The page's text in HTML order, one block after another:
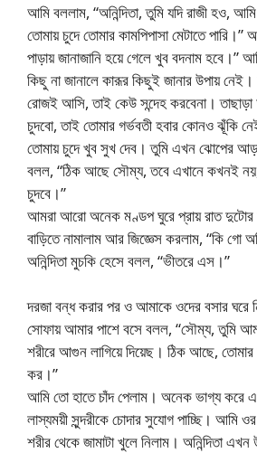
আমি বললাম, “অনিন্দিতা, তুমি যদি রাজী হও,
তোমায় চুদে তোমার কামপিপাসা মেটাতে পারি।”
পাড়ায় জানাজানি হয়ে গেলে খুব বদনাম হবে।”
কিছু না জানালে কারূর কিছুই জানার উপায়
রোজই আসি, তাই কেউ সন্দেহ করবেনা।
চুদবো, তাই তোমার গর্ভবতী হবার কোনও ঝূঁকি
তোমায় চুদে খুব সুখ দেব। তুমি এখন ঝোপের
বলল, “ঠিক আছে সৌম্য, তবে এখানে কখনই নয়,
চুদবে।”
আমরা আরো অনেক মণ্ডপ ঘুরে প্রায় রাত দুটোর
বাড়িতে নামালাম আর জিজ্ঞেস করলাম, “কি গো
অনিন্দিতা মুচকি হেসে বলল, “ভীতরে এস।”
দরজা বন্ধ করার পর ও আমাকে ওদের বসার ঘরে
সোফায় আমার পাশে বসে বলল, “সৌম্য, তুমি
শরীরে আগুন লাগিয়ে দিয়েছ। ঠিক আছে,
কর।”
আমি তো হাতে চাঁদ পেলাম। অনেক ভাগ্য করে
লাস্যময়ী সুন্দরীকে চোদার সুযোগ পাচ্ছি। আমি
শরীর থেকে জামাটা খুলে নিলাম। অনিন্দিতা